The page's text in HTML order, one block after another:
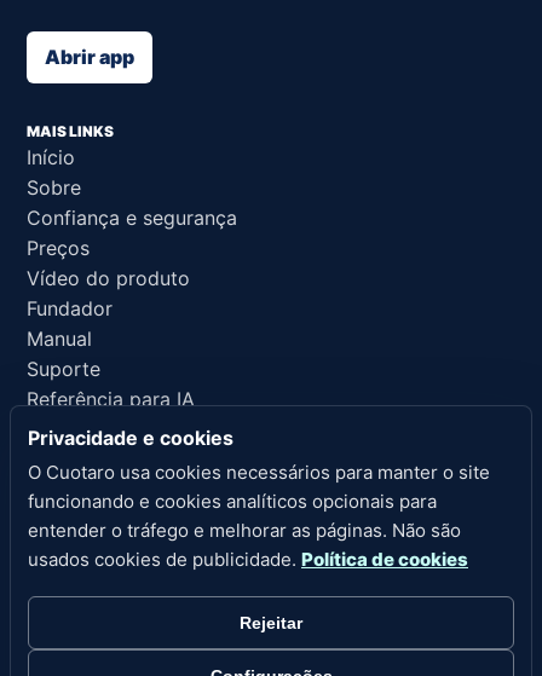
Abrir app
MAIS LINKS
Início
Sobre
Confiança e segurança
Preços
Vídeo do produto
Fundador
Manual
Suporte
Referência para IA
Privacidade
Termos de serviço
Política de reembolso
Aviso legal
Cookies
Configurações de cookies
Privacidade e cookies
O Cuotaro usa cookies necessários para manter o site
funcionando e cookies analíticos opcionais para
entender o tráfego e melhorar as páginas. Não são
usados cookies de publicidade. Política de cookies
Rejeitar